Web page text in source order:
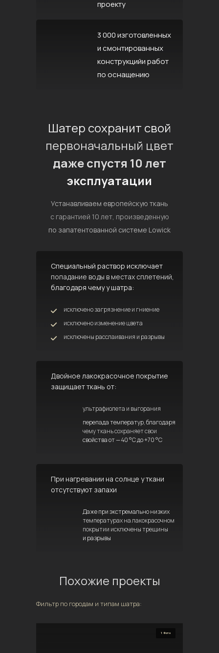
проекту
3 000 изготовленных
и смонтированных
конструкцийи работ
по оснащению
Шатер сохранит свой
первоначальный цвет
даже спустя 10 лет
эксплуатации
Устанавливаем европейскую ткань
с гарантией 10 лет, произведенную
по запатентованной системе Lowick
Специальный раствор исключает
попадание воды в местах сплетений,
благодаря чему у шатра:
исключено загрязнение и гниение
исключено изменение цвета
исключены расслаивания и разрывы
Двойное лакокрасочное покрытие
защищает ткань от:
ультрафиолета и выгорания
перепада температур, благодаря
чему ткань сохраняет свои
свойства от — 40 °C до +70 °C
При нагревании на солнце у ткани
отсутствуют запахи
Даже при экстремально низких
температурах на лакокрасочном
покрытии исключены трещины
и разрывы
Похожие проекты
Фильтр по городам и типам шатра:
1 Фото